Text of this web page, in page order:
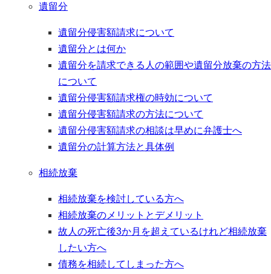
遺留分
遺留分侵害額請求について
遺留分とは何か
遺留分を請求できる人の範囲や遺留分放棄の方法
について
遺留分侵害額請求権の時効について
遺留分侵害額請求の方法について
遺留分侵害額請求の相談は早めに弁護士へ
遺留分の計算方法と具体例
相続放棄
相続放棄を検討している方へ
相続放棄のメリットとデメリット
故人の死亡後3か月を超えているけれど相続放棄
したい方へ
債務を相続してしまった方へ